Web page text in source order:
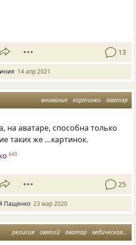
13
14 апр 2021
внимание картинки аватар
на аватаре, способна только
таких же …картинок.
640
25
Пащенко 23 мар 2020
религия святой аватар ведическая притча